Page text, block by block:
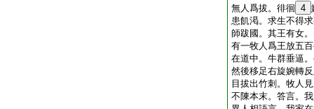
無人爲拔。徘徊 4
患飢渇。求生不得
師跋國。其王有女
有一牧人爲王放五
在道中。牛群垂逼
然後移足右旋婉轉
目拔出竹刺。牧人
不陳本末。答言。